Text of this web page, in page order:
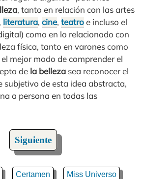
, tanto en relación con las artes
literatura, cine, teatroe incluso el
como en lo relacionado con
física, tanto en varones como
mejor modo de comprender el
de la belleza sea reconocer el
subjetivo de esta idea abstracta,
a persona en todas las
Siguiente
Certamen Miss Universo